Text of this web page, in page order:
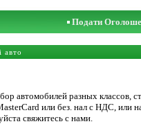
Подати
авто
автомобилей разных классов,
или без. нал с НДС, или
свяжитесь с нами.